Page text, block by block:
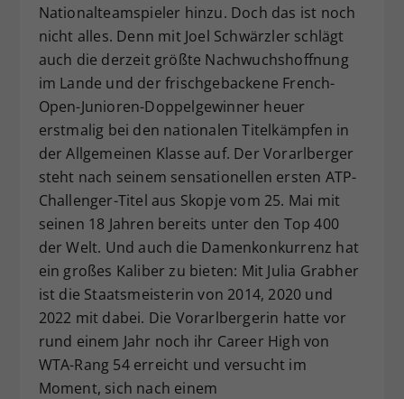
Nationalteamspieler hinzu. Doch das ist noch
nicht alles. Denn mit Joel Schwärzler schlägt
auch die derzeit größte Nachwuchshoffnung
im Lande und der frischgebackene French-
Open-Junioren-Doppelgewinner heuer
erstmalig bei den nationalen Titelkämpfen in
der Allgemeinen Klasse auf. Der Vorarlberger
steht nach seinem sensationellen ersten ATP-
Challenger-Titel aus Skopje vom 25. Mai mit
seinen 18 Jahren bereits unter den Top 400
der Welt. Und auch die Damenkonkurrenz hat
ein großes Kaliber zu bieten: Mit Julia Grabher
ist die Staatsmeisterin von 2014, 2020 und
2022 mit dabei. Die Vorarlbergerin hatte vor
rund einem Jahr noch ihr Career High von
WTA-Rang 54 erreicht und versucht im
Moment, sich nach einem